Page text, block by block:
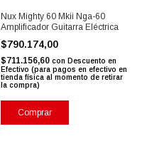
Nux Mighty 60 Mkii Nga-60
Amplificador Guitarra Eléctrica
$790.174,00
$711.156,60 con Descuento en
Efectivo (para pagos en efectivo en
tienda física al momento de retirar
la compra)
Comprar